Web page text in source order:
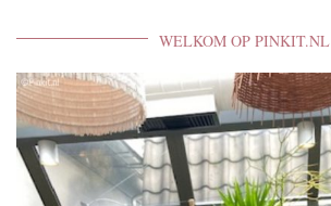
WELKOM OP PINKIT.NL